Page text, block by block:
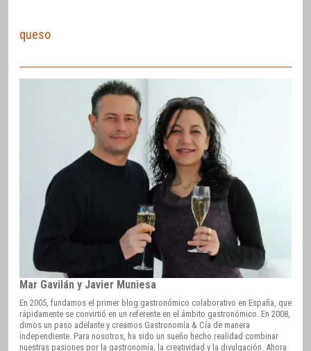
queso
Mar Gavilán y Javier Muniesa
En 2005, fundamos el primer blog gastronómico colaborativo en España, que
rápidamente se convirtió en un referente en el ámbito gastronómico. En 2008,
dimos un paso adelante y creamos Gastronomía & Cía de manera
independiente. Para nosotros, ha sido un sueño hecho realidad combinar
nuestras pasiones por la gastronomía, la creatividad y la divulgación. Ahora